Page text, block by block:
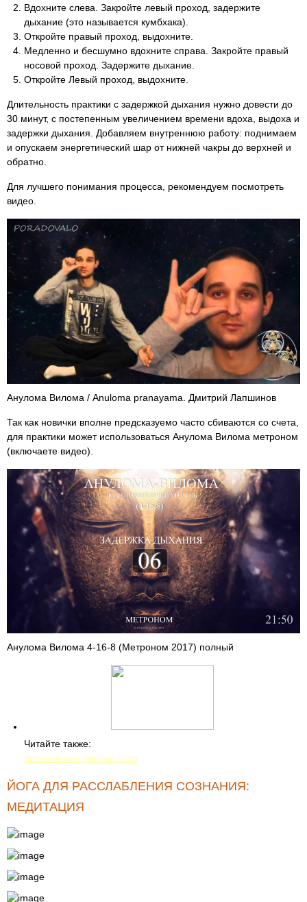
Вдохните слева. Закройте левый проход, задержите
дыхание (это называется кумбхака).
Откройте правый проход, выдохните.
Медленно и бесшумно вдохните справа. Закройте правый
носовой проход. Задержите дыхание.
Откройте Левый проход, выдохните.
Длительность практики с задержкой дыхания нужно довести до
30 минут, с постепенным увеличением времени вдоха, выдоха и
задержки дыхания. Добавляем внутреннюю работу: поднимаем
и опускаем энергетический шар от нижней чакры до верхней и
обратно.
Для лучшего понимания процесса, рекомендуем посмотреть
видео.
Анулома Вилома / Anuloma pranayama. Дмитрий Лапшинов
Так как новички вполне предсказуемо часто сбиваются со счета,
для практики может использоваться Анулома Вилома метроном
(включаете видео).
Анулома Вилома 4-16-8 (Метроном 2017) полный
Читайте также:
Упражнение доброе утро
ЙОГА ДЛЯ РАССЛАБЛЕНИЯ СОЗНАНИЯ:
МЕДИТАЦИЯ